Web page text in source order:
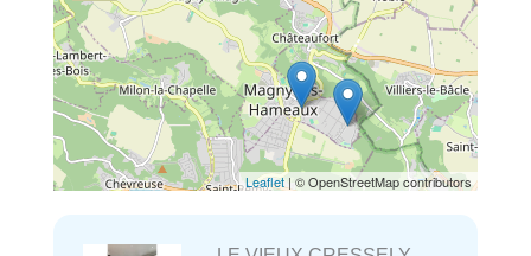
Leaflet| © OpenStreetMap contributors